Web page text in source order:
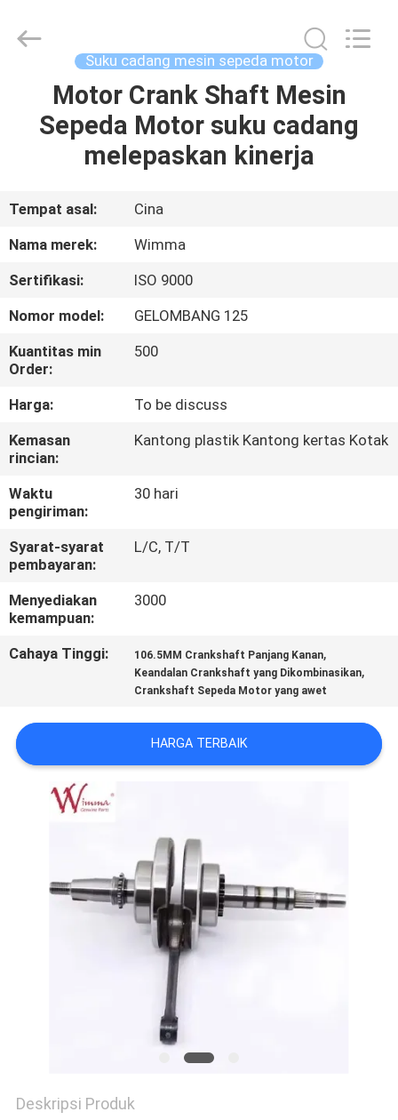
RUMAH
PRODUK
VIDEO
KAMI
TUR
PABRIK
KONTROL
KUALITAS
BERITA
MINTA
KUTIPAN
PETA
KEBIJAKAN
PRIBADI
Spare
Parts
Suku cadang mesin sepeda motor
Motor Crank Shaft Mesin
Sepeda Motor suku cadang
melepaskan kinerja
Tempat asal:
Cina
Nama merek:
Wimma
Sertifikasi:
ISO 9000
Nomor model:
GELOMBANG 125
Kuantitas min
Order:
500
Harga:
To be discuss
Kemasan
rincian:
Kantong plastik Kantong kertas Kotak
Waktu
pengiriman:
30 hari
Syarat-syarat
pembayaran:
L/C, T/T
Menyediakan
kemampuan:
3000
Cahaya Tinggi: 106.5MM Crankshaft Panjang Kanan,
Keandalan Crankshaft yang Dikombinasikan,
Crankshaft Sepeda Motor yang awet
HARGA TERBAIK
Deskripsi Produk